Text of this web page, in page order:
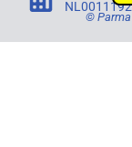
© Parma